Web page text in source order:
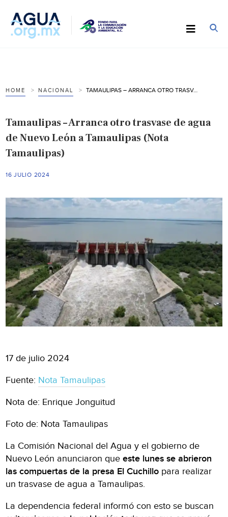
HOME NACIONAL TAMAULIPAS – ARRANCA OTRO TRASVASE DE AGUA DE NUEVO LEÓN A TAMAULIPAS (NOTA TAMAULIPAS)
Tamaulipas – Arranca otro trasvase de agua
de Nuevo León a Tamaulipas (Nota
Tamaulipas)
16 JULIO 2024
17 de julio 2024
Fuente: Nota Tamaulipas
Nota de: Enrique Jonguitud
Foto de: Nota Tamaulipas
La Comisión Nacional del Agua y el gobierno de
Nuevo León anunciaron queeste lunes se abrieron
las compuertas de la presa El Cuchillo para realizar
un trasvase de agua a Tamaulipas.
La dependencia federal informó con esto se buscan